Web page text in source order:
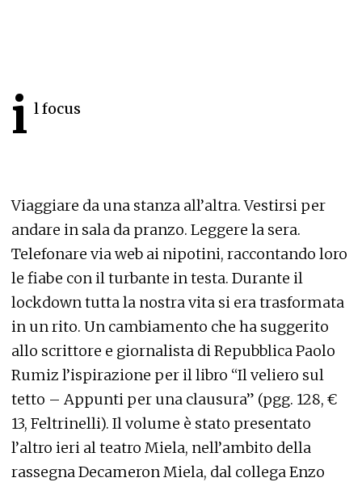
i l focus
Viaggiare da una stanza all’altra. Vestirsi per
andare in sala da pranzo. Leggere la sera.
Telefonare via web ai nipotini, raccontando loro
le fiabe con il turbante in testa. Durante il
lockdown tutta la nostra vita si era trasformata
in un rito. Un cambiamento che ha suggerito
allo scrittore e giornalista di Repubblica Paolo
Rumiz l’ispirazione per il libro “Il veliero sul
tetto – Appunti per una clausura” (pgg. 128, €
13, Feltrinelli). Il volume è stato presentato
l’altro ieri al teatro Miela, nell’ambito della
rassegna Decameron Miela, dal collega Enzo